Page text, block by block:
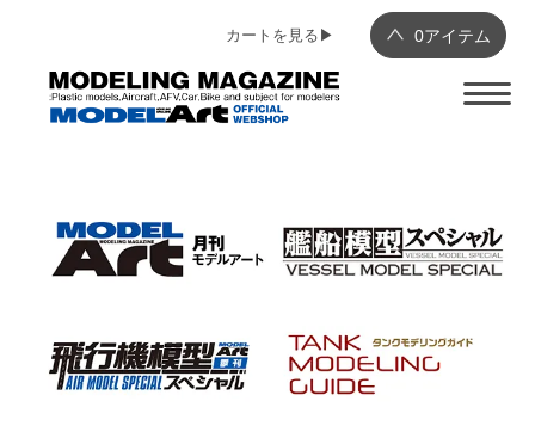
0アイテム
カートを見る▶︎